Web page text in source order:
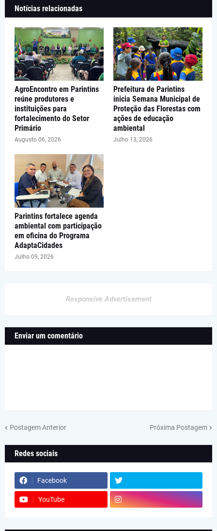
Notícias relacionadas
AgroEncontro em Parintins
reúne produtores e
instituições para
fortalecimento do Setor
Primário
Augusto 06, 2026
Prefeitura de Parintins
inicia Semana Municipal de
Proteção das Florestas com
ações de educação
ambiental
Julho 13, 2026
Parintins fortalece agenda
ambiental com participação
em oficina do Programa
AdaptaCidades
Julho 09, 2026
Responsive Advertisement
Enviar um comentário
Postagem Anterior Próxima Postagem
Redes sociais
Facebook
YouTube